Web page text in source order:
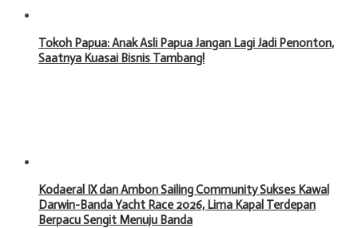
Tokoh Papua: Anak Asli Papua Jangan Lagi Jadi Penonton,
Saatnya Kuasai Bisnis Tambang!
Kodaeral IX dan Ambon Sailing Community Sukses Kawal
Darwin-Banda Yacht Race 2026, Lima Kapal Terdepan
Berpacu Sengit Menuju Banda